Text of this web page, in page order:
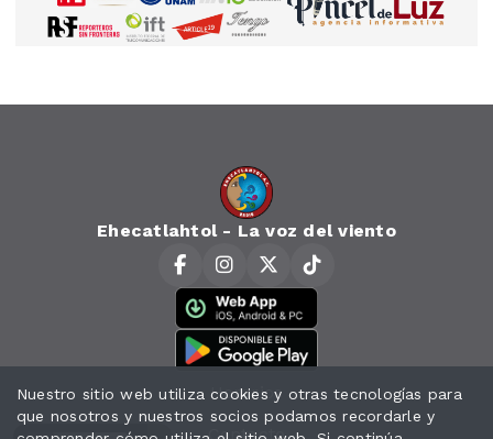
Ehecatlahtol - La voz del viento
Horarios
Contacto
Nuestro sitio web utiliza cookies y otras tecnologías para
que nosotros y nuestros socios podamos recordarle y